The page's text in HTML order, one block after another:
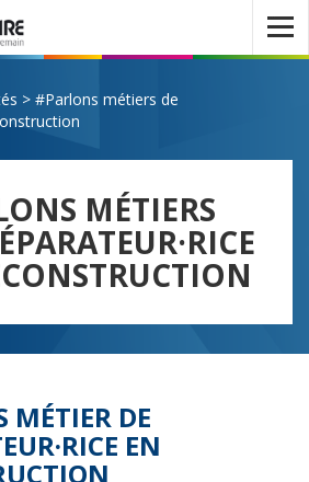
Ouvrir
le
menu
> #Parlons métiers de
MÉTIERS
MÉTIER DE
EN